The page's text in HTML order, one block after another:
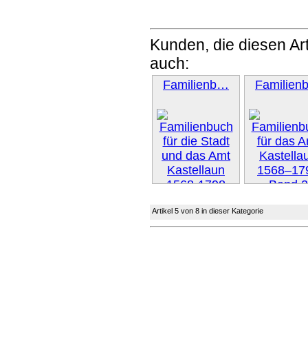
Kunden, die diesen
auch:
Familienb…
Weiter »
Artikel 5 von 8 in dieser Kategorie